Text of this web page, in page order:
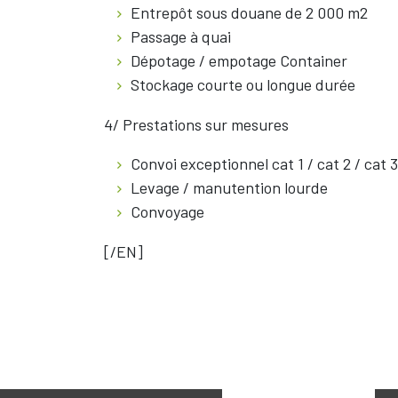
Entrepôt sous douane de 2 000 m2
Passage à quai
Dépotage / empotage Container
Stockage courte ou longue durée
4/ Prestations sur mesures
Convoi exceptionnel cat 1 / cat 2 / cat 3
Levage / manutention lourde
Convoyage
[/EN]